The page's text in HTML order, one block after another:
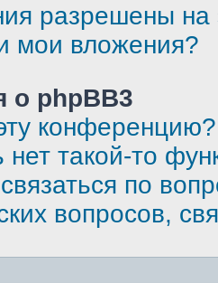
разрешены
мои вложения?
о phpBB3
конференцию?
нет такой-то
по
вопросов,